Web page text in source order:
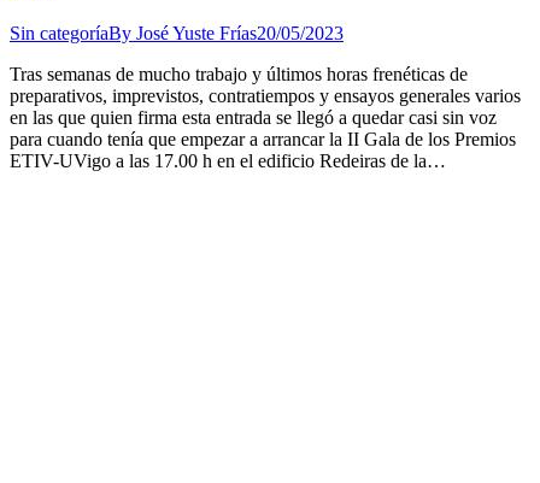
Sin categoríaBy José Yuste Frías20/05/2023
Tras semanas de mucho trabajo y últimos horas frenéticas de
preparativos, imprevistos, contratiempos y ensayos generales varios
en las que quien firma esta entrada se llegó a quedar casi sin voz
para cuando tenía que empezar a arrancar la II Gala de los Premios
ETIV-UVigo a las 17.00 h en el edificio Redeiras de la…